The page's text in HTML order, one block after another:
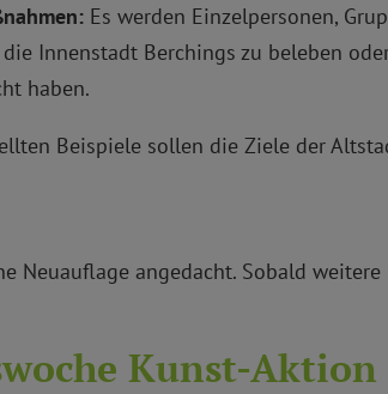
Es werden Einzelpersonen,
Innenstadt Berchings zu beleben
haben.
Beispiele sollen die Ziele der
Neuauflage angedacht. Sobald
Kunst-Aktion